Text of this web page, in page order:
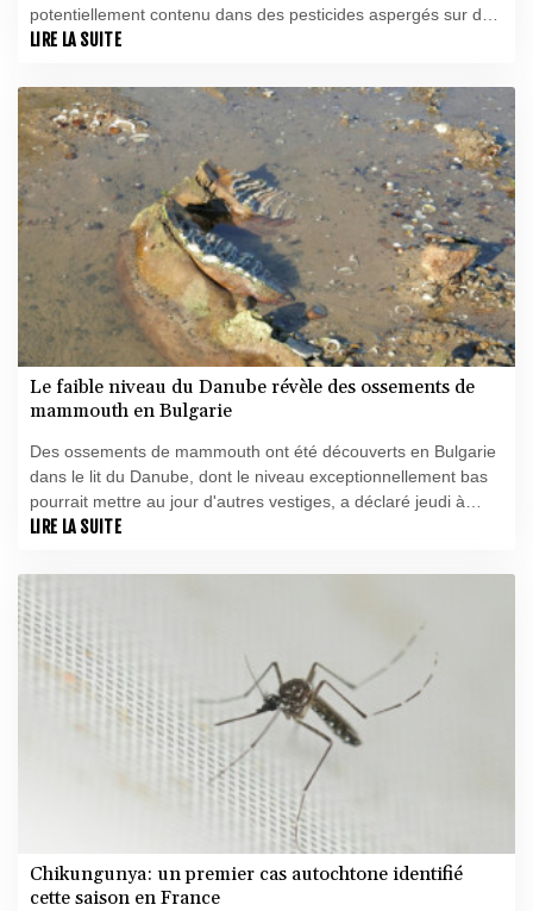
potentiellement contenu dans des pesticides aspergés sur des
tomates de fermes des environs, a indiqué jeudi le Service
LIRE LA SUITE
Le faible niveau du Danube révèle des ossements de
mammouth en Bulgarie
Des ossements de mammouth ont été découverts en Bulgarie
dans le lit du Danube, dont le niveau exceptionnellement bas
pourrait mettre au jour d'autres vestiges, a déclaré jeudi à
l'AFP le directeur du Musée régional d'histoire de Roussé.
LIRE LA SUITE
Chikungunya: un premier cas autochtone identifié
cette saison en France